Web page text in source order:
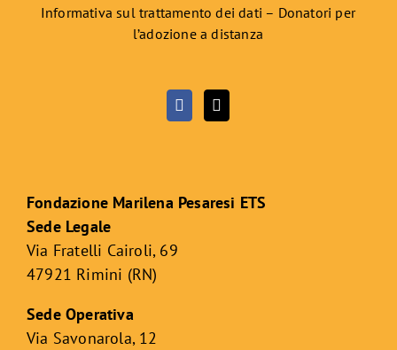
Informativa sul trattamento dei dati – Donatori per
l’adozione a distanza
Fondazione Marilena Pesaresi ETS
Sede Legale
Via Fratelli Cairoli, 69
47921 Rimini (RN)
Sede Operativa
Via Savonarola, 12